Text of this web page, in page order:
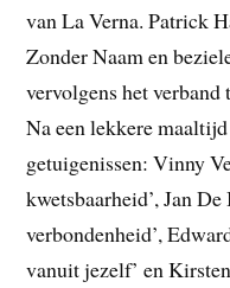
van La Verna. Patrick
Zonder Naam en
vervolgens het verband
Na een lekkere
getuigenissen: Vinny
kwetsbaarheid’, Jan
verbondenheid’,
vanuit jezelf’ en